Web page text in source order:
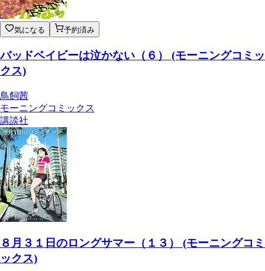
気になる 予約済み
バッドベイビーは泣かない（６） (モーニングコミッ
クス)
鳥飼茜
モーニングコミックス
講談社
８月３１日のロングサマー（１３） (モーニングコミ
ックス)